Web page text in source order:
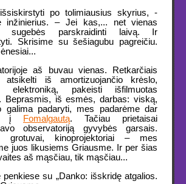
po tolimiausius skyrius, -
inžinierius. – Jei kas,... net vienas
sugebės parskraidinti laivą. Ir
Skrisime su šešiagubu pagreičiu.
aš buvau vienas. Retkarčiais
atsikelti iš amortizuojančio krėslo,
elektroniką, pakeisti išfilmuotas
Beprasmis, iš esmės, darbas: viską,
galima padaryti, mes padarėme dar
į
Fomalgautą. Tačiau prietaisai
observatoriją gyvybės garsais.
grotuvai, kinoprojektoriai – mes
juos likusiems Griausme. Ir per šias
aš mąsčiau, tik mąsčiau...
penkiese su „Danko: išskridę atgalios.